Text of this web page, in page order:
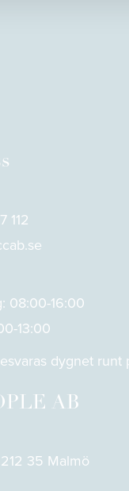
112
08:00-16:00
13:00
dygnet runt
AB
35 Malmö